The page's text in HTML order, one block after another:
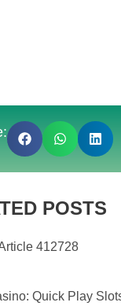
POSTS
412728
Quick Play